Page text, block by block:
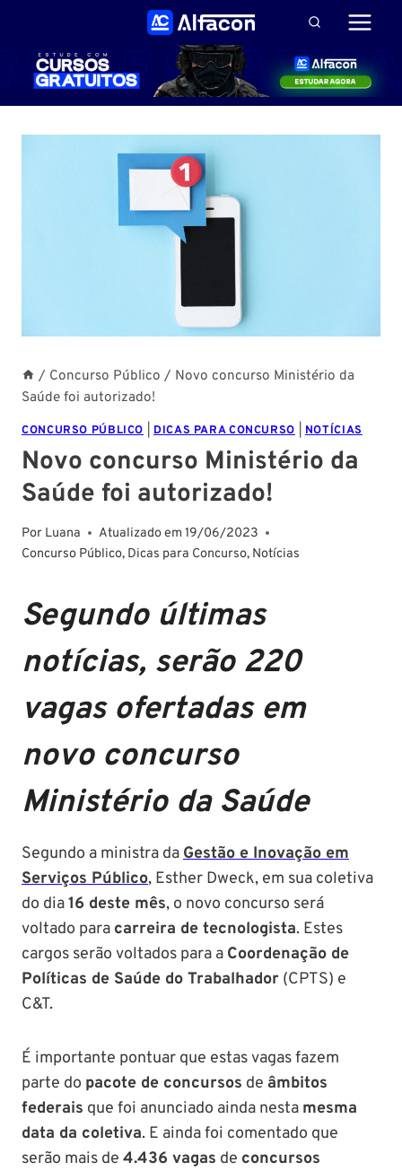
Conteúdo
/ Concurso Público / Novo concurso Ministério da
Saúde foi autorizado!
CONCURSO PÚBLICO DICAS PARA CONCURSO|NOTÍCIAS
Novo concurso Ministério da
Saúde foi autorizado!
Por Luana Atualizado em 19/06/2023
Concurso Público, Dicas para Concurso, Notícias
Segundo últimas
notícias, serão 220
vagas ofertadas em
novo concurso
Ministério da Saúde
Segundo a ministra daGestão e Inovação em
Serviços Público, Esther Dweck, em sua coletiva
do dia16 deste mês, o novo concurso será
voltado para carreira de tecnologista. Estes
cargos serão voltados para a Coordenação de
Políticas de Saúde do Trabalhador (CPTS) e
C&T.
É importante pontuar que estas vagas fazem
parte do pacote de concursos de âmbitos
federais que foi anunciado ainda nesta mesma
data da coletiva. E ainda foi comentado que
serão mais de 4.436 vagas de concursos